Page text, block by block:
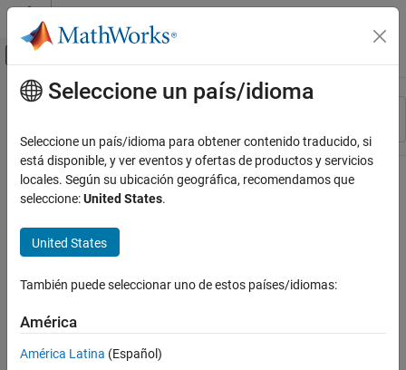
Saltar al contenido
Mostrar/ocultar menú de navegación
Recurso
Contenido principal
Seleccione un país/idioma
Seleccione un país/idioma para obtener contenido traducido, si
está disponible, y ver eventos y ofertas de productos y servicios
locales. Según su ubicación geográfica, recomendamos que
seleccione:United States.
United States
También puede seleccionar uno de estos países/idiomas:
América
América Latina (Español)